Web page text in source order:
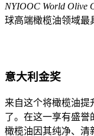
NYIOOC World Olive
球高端橄榄油领域最
意大利金奖
来自这个将橄榄油提
了。在这一享有盛誉
橄榄油因其纯净、清